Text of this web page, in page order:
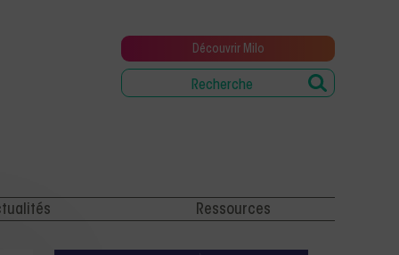
Découvrir Milo
Ressources